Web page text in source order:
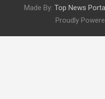
Made By: Top News
Proudly